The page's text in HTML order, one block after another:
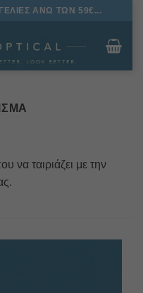
ΑΝΩ ΤΩΝ 59€...
να ταιριάζει με την